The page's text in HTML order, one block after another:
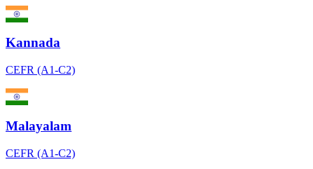
Kannada
CEFR (A1-C2)
Malayalam
CEFR (A1-C2)